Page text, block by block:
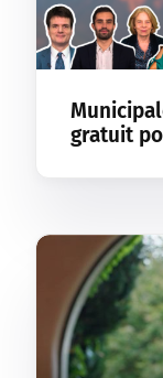
gratuit